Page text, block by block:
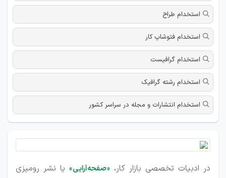
استخدام طراح
استخدام فتوشاپ کار
استخدام گرافیست
استخدام رشته گرافیک
استخدام انتشارات و مجله در سراسر کشور
در ادبیات تخصصی بازار کار، «صفحه‌آرایی» یا نشر رومیزی